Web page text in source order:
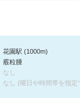
花園駅 (1000m)
霰粒腫
なし
なし (曜日や時間帯を指定